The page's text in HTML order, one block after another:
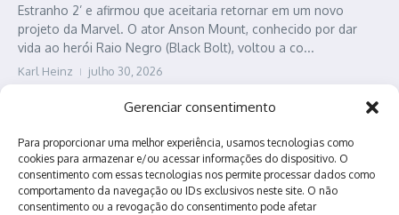
Gerenciar consentimento
Para proporcionar uma melhor experiência, usamos tecnologias como
cookies para armazenar e/ou acessar informações do dispositivo. O
consentimento com essas tecnologias nos permite processar dados como
comportamento da navegação ou IDs exclusivos neste site. O não
consentimento ou a revogação do consentimento pode afetar
Estranho 2’ e afirmou que aceitaria retornar em um novo
projeto da Marvel. O ator Anson Mount, conhecido por dar
vida ao herói Raio Negro (Black Bolt), voltou a co...
Karl Heinz julho 30, 2026